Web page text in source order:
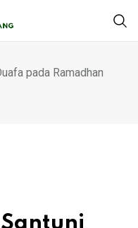
pada Ramadhan